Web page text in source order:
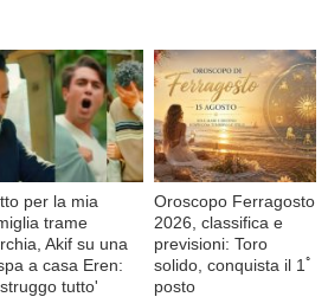
per la mia
trame
Akif su una
a casa Eren:
tutto'
Oroscopo Ferragosto
2026, classifica e
previsioni: Toro
solido, conquista il 1ﾟ
posto